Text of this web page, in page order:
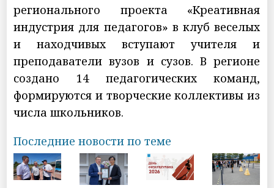
регионального проекта «Креативная
индустрия для педагогов» в клуб веселых
и находчивых вступают учителя и
преподаватели вузов и сузов. В регионе
создано 14 педагогических команд,
формируются и творческие коллективы из
числа школьников.
Последние новости по теме